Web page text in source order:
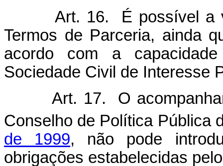
Art. 16. É possível a
Termos de Parceria, ainda
acordo com a
Sociedade Civil de Interesse
Art. 17. O
Conselho de Política Pública
de 1999, não pode
obrigações estabelecidas